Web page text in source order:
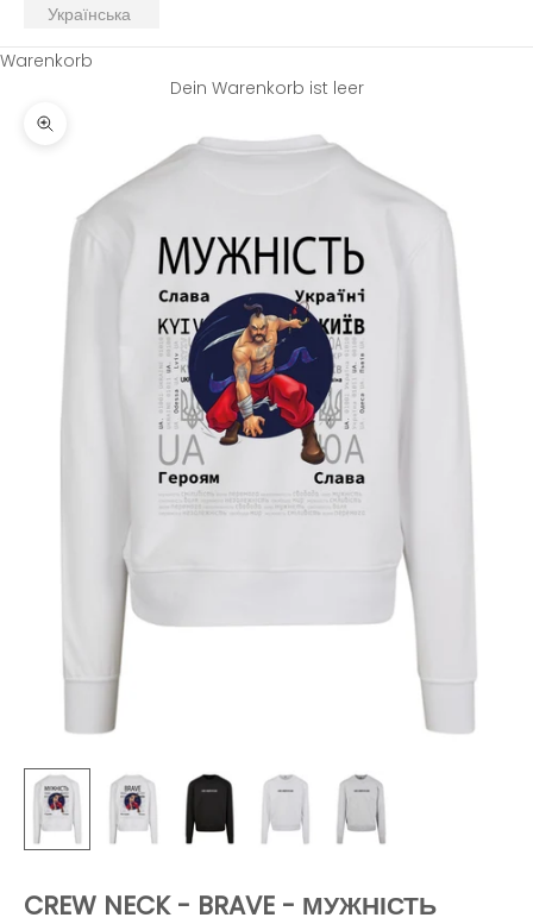
Українська
Warenkorb
Dein Warenkorb ist leer
Bild vergrößern
CREW NECK - BRAVE - МУЖНІСТЬ